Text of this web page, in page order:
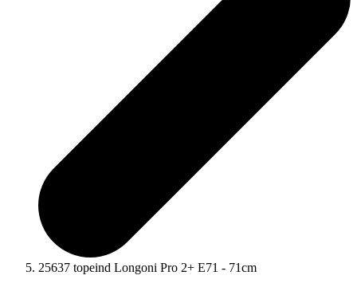
25637 topeind Longoni Pro 2+ E71 - 71cm